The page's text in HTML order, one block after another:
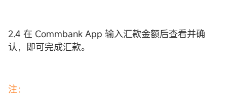
2.4 在 Commbank App 输入汇款金额后查看并确
认，即可完成汇款。
注：